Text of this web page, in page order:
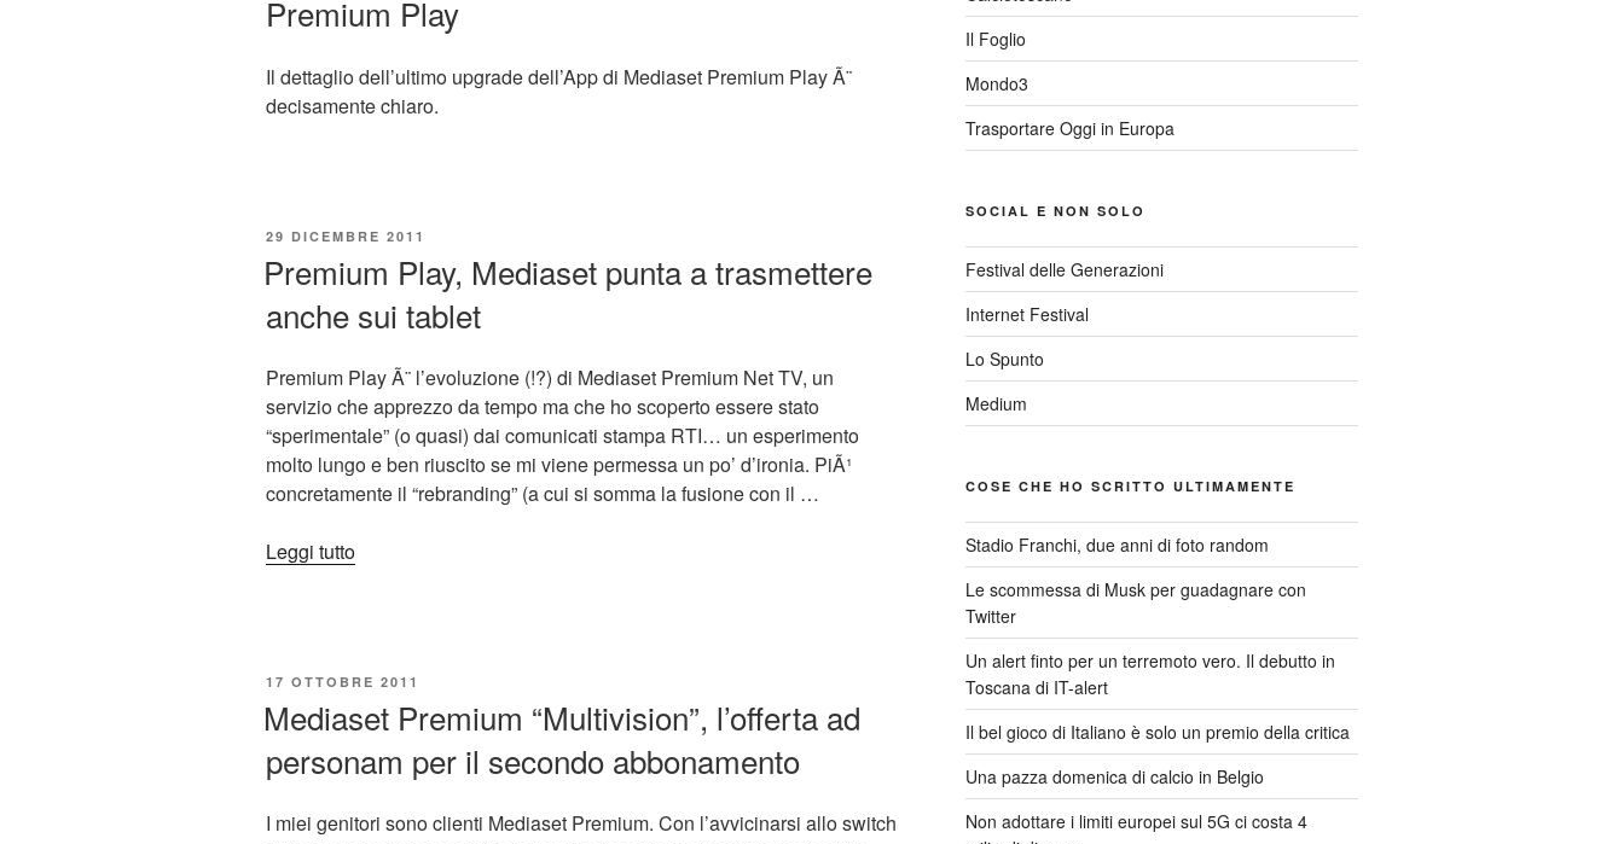
Premium Play
Il dettaglio dell’ultimo upgrade dell’App di Mediaset Premium Play Ã¨
decisamente chiaro.
PUBBLICATO
29 DICEMBRE 2011
Premium Play, Mediaset punta a trasmettere
anche sui tablet
Premium Play Ã¨ l’evoluzione (!?) di Mediaset Premium Net TV, un
servizio che apprezzo da tempo ma che ho scoperto essere stato
“sperimentale” (o quasi) dai comunicati stampa RTI… un esperimento
molto lungo e ben riuscito se mi viene permessa un po’ d’ironia. PiÃ¹
concretamente il “rebranding” (a cui si somma la fusione con il …
Leggi tutto“Premium
trasmettere
anche
sui
tablet”
PUBBLICATO
17 OTTOBRE 2011
Mediaset Premium “Multivision”, l’offerta ad
personam per il secondo abbonamento
I miei genitori sono clienti Mediaset Premium. Con l’avvicinarsi allo switch
Il Foglio
Mondo3
Trasportare Oggi in Europa
SOCIAL E NON SOLO
Festival delle Generazioni
Internet Festival
Lo Spunto
Medium
COSE CHE HO SCRITTO ULTIMAMENTE
Stadio Franchi, due anni di foto random
Le scommessa di Musk per guadagnare con
Twitter
Un alert finto per un terremoto vero. Il debutto in
Toscana di IT-alert
Il bel gioco di Italiano è solo un premio della critica
Una pazza domenica di calcio in Belgio
Non adottare i limiti europei sul 5G ci costa 4